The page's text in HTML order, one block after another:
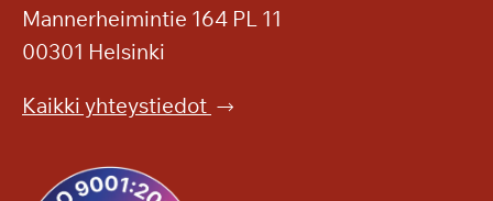
Mannerheimintie 164 PL 11
00301 Helsinki
Kaikki yhteystiedot